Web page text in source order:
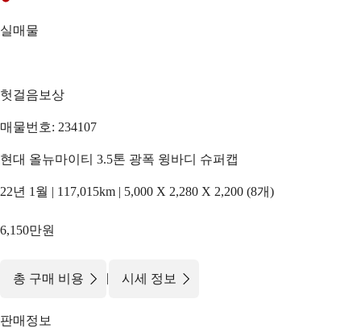
실매물
헛걸음보상
매물번호: 234107
현대 올뉴마이티 3.5톤 광폭 윙바디 슈퍼캡
22년 1월 | 117,015km | 5,000 X 2,280 X 2,200 (8개)
6,150만원
총 구매 비용 | 시세 정보
판매정보